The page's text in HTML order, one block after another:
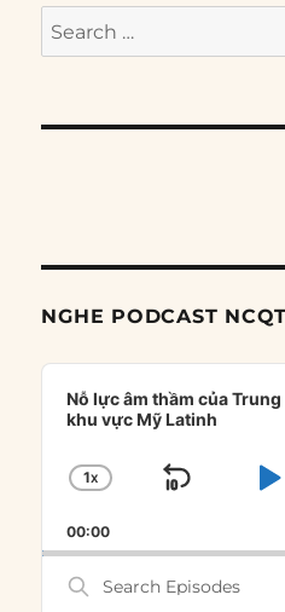
Search
for:
NGHE PODCAST NCQT
Audio
Player
Nỗ lực âm thầm của
khu vực Mỹ Latinh
CHANGE
RATE
1X
SKIP
00:00
Search
Episodes